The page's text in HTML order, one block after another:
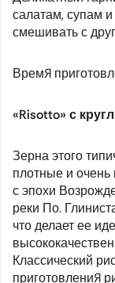
салатам, супам
смешивать с
Время
«Risotto» с
Зерна этого
плотные и очень
с эпохи
реки По.
что делает ее
Классический
приготовления